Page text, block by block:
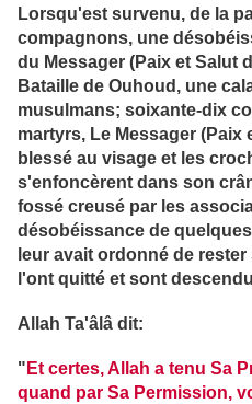
Lorsqu'est survenu, de la
compagnons, une
du Messager (Paix et Salut
Bataille de Ouhoud, une
musulmans; soixante-dix
martyrs, Le Messager
blessé au visage et les
s'enfoncèrent dans son
fossé creusé par les
désobéissance de
leur avait ordonné de
l'ont quitté et sont
Allah Ta'âlâ dit:
" Et certes, Allah a tenu Sa
quand par Sa Permission,